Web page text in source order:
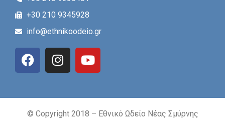
+30 210 9345928
info@ethnikoodeio.gr
© Copyright 2018 – Εθνικό Ωδείο Νέας Σμύρνης